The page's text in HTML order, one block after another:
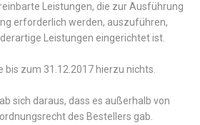
Leistungen, die zur Ausführung
erforderlich werden, auszuführen,
Leistungen eingerichtet ist.
bis zum 31.12.2017 hierzu nichts.
sich daraus, dass es außerhalb von
des Bestellers gab.